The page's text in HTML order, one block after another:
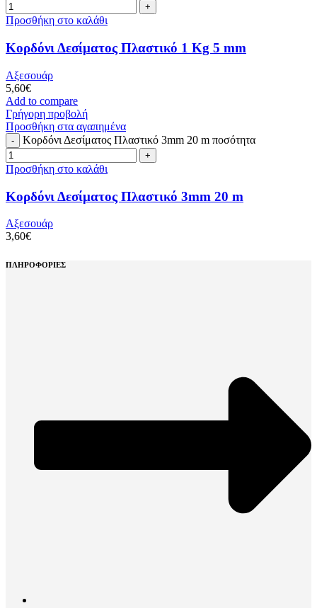
Προσθήκη στο καλάθι
Κορδόνι Δεσίματος Πλαστικό 1 Kg 5 mm
Αξεσουάρ
5,60€
Add to compare
Γρήγορη προβολή
Προσθήκη στα αγαπημένα
Κορδόνι Δεσίματος Πλαστικό 3mm 20 m ποσότητα
Προσθήκη στο καλάθι
Κορδόνι Δεσίματος Πλαστικό 3mm 20 m
Αξεσουάρ
3,60€
ΠΛΗΡΟΦΟΡΙΕΣ